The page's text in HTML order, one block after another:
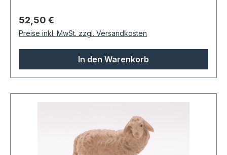
Regulärer Preis:
52,50 €
Preise inkl. MwSt. zzgl. Versandkosten
In den Warenkorb